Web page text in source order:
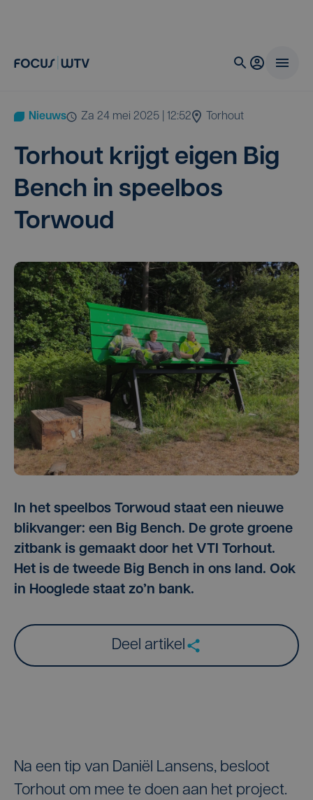
Nieuws za 24 mei 2025 | 12:52 Torhout
Tor­hout krijgt eigen Big
Bench in speel­bos
Torwoud
In het speelbos Torwoud staat een nieuwe
blikvanger: een Big Bench. De grote groene
zitbank is gemaakt door het VTI Torhout.
Het is de tweede Big Bench in ons land. Ook
in Hooglede staat zo’n bank.
Deel artikel
Na een tip van Daniël Lansens, besloot
Torhout om mee te doen aan het project.